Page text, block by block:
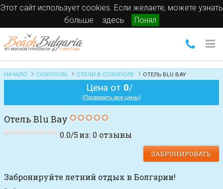
Этот сайт использует cookies. Если желаете, можете узнать
больше
здесь Понял
НАЧАЛО СОЗОПОЛЬ ОТЕЛИ В СОЗОПОЛЕ OТЕЛЬ BLU BAY
Цена от 0/
(Проверить все цены)
Oтель Blu Bay
0.0/5из:0 отзывы
ЗАБРОНИРОВАТЬ
Забронируйте летний отдых в Болгарии!